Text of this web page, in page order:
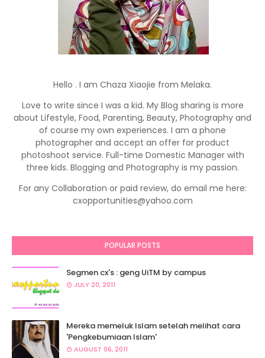
Hello . I am Chaza Xiaojie from Melaka.
Love to write since I was a kid. My Blog sharing is more
about Lifestyle, Food, Parenting, Beauty, Photography and
of course my own experiences. I am a phone
photographer and accept an offer for product
photoshoot service. Full-time Domestic Manager with
three kids. Blogging and Photography is my passion.
For any Collaboration or paid review, do email me here:
cxopportunities@yahoo.com
POPULAR POSTS
Segmen cx's : geng UiTM by campus
JULY 20, 2011
Mereka memeluk Islam setelah melihat cara
'Pengkebumiaan Islam'
AUGUST 06, 2011